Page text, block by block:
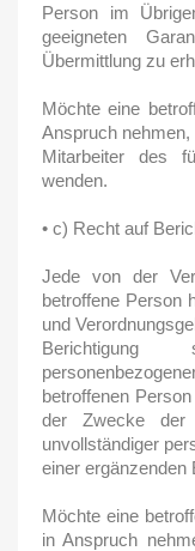
Person im
geeigneten
Übermittlung zu
Möchte eine
Anspruch
Mitarbeiter des
wenden.
• c) Recht auf
Jede von der
betroffene Person
und
Berichtigung
betroffenen
der Zwecke der
unvollständiger
einer
Möchte eine
in Anspruch